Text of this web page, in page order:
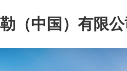
（中国）有限